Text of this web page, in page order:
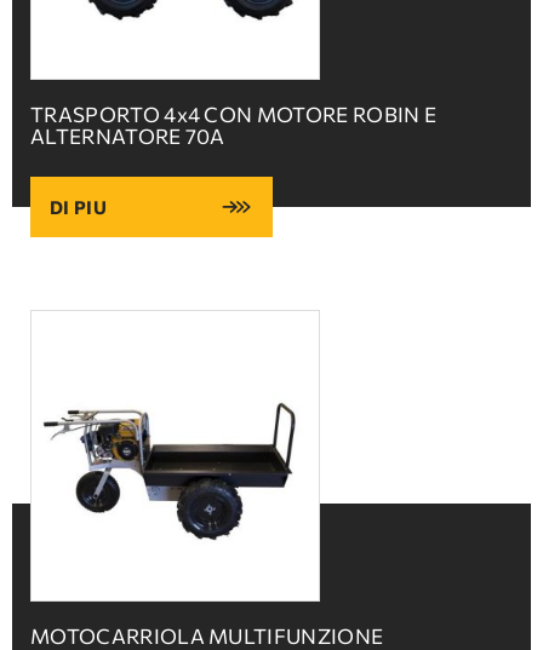
TRASPORTO 4x4 CON MOTORE ROBIN E
ALTERNATORE 70A
DI PIU
MOTOCARRIOLA MULTIFUNZIONE